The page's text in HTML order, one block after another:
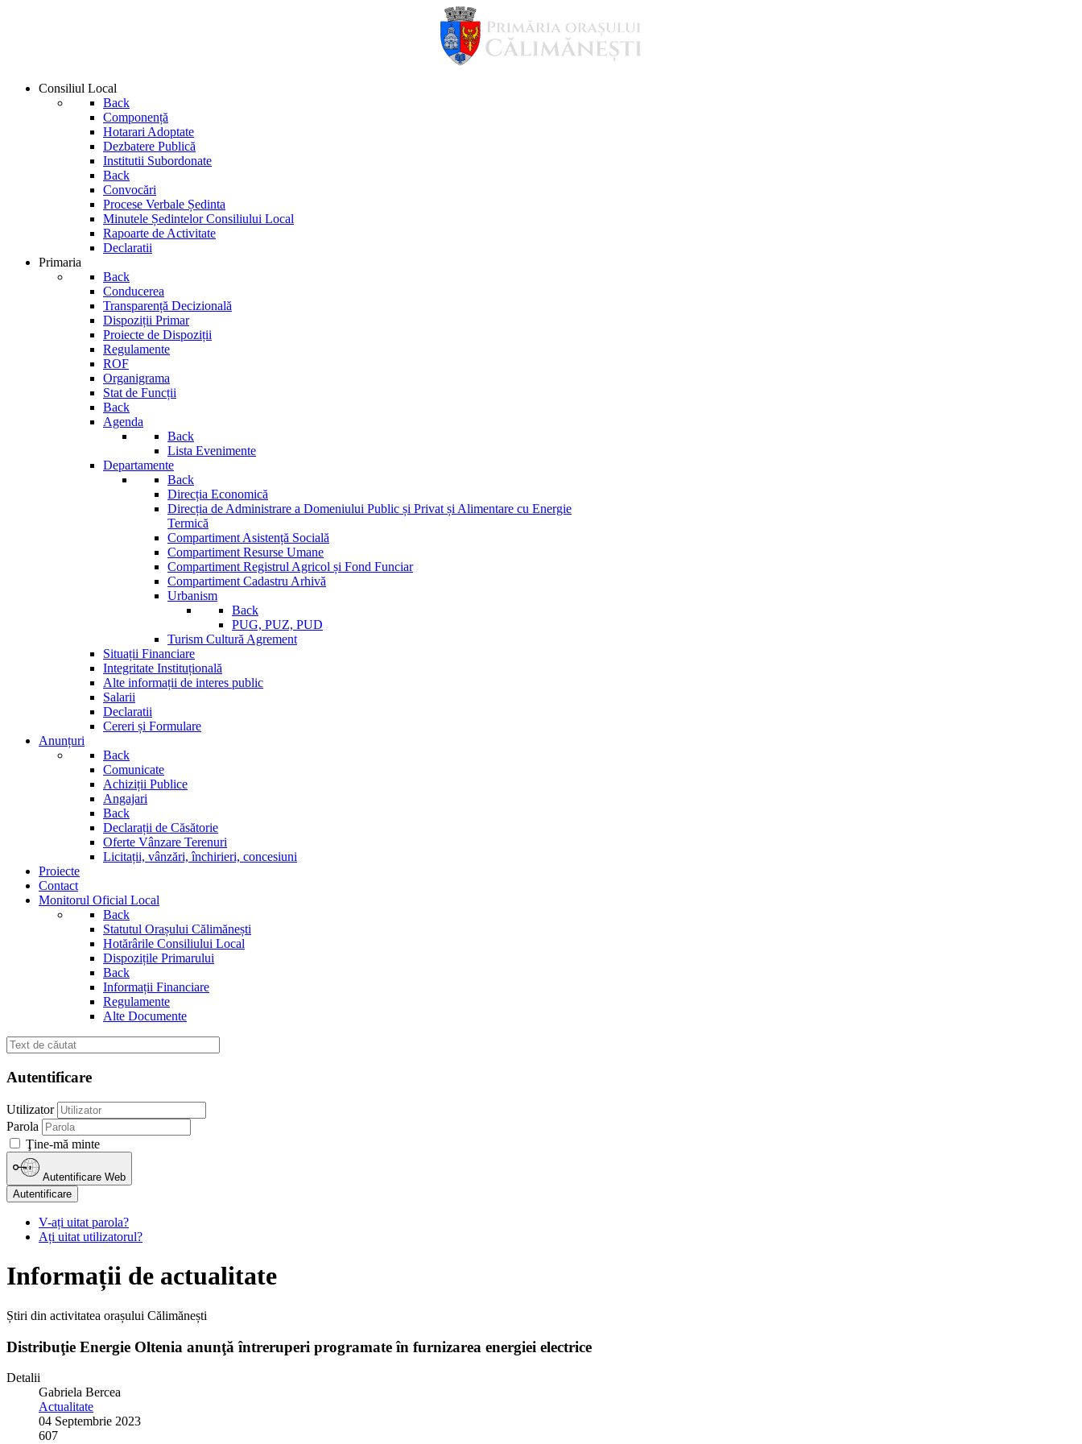
Consiliul Local
Back
Componență
Hotarari Adoptate
Dezbatere Publică
Institutii Subordonate
Back
Convocări
Procese Verbale Ședinta
Minutele Ședintelor Consiliului Local
Rapoarte de Activitate
Declaratii
Primaria
Back
Conducerea
Transparență Decizională
Dispoziții Primar
Proiecte de Dispoziții
Regulamente
ROF
Organigrama
Stat de Funcții
Back
Agenda
Back
Lista Evenimente
Departamente
Back
Direcția Economică
Direcția de Administrare a Domeniului Public și Privat și Alimentare cu Energie
Termică
Compartiment Asistență Socială
Compartiment Resurse Umane
Compartiment Registrul Agricol și Fond Funciar
Compartiment Cadastru Arhivă
Urbanism
Back
PUG, PUZ, PUD
Turism Cultură Agrement
Situații Financiare
Integritate Instituțională
Alte informații de interes public
Salarii
Declaratii
Cereri și Formulare
Anunțuri
Back
Comunicate
Achiziții Publice
Angajari
Back
Declarații de Căsătorie
Oferte Vânzare Terenuri
Licitații, vânzări, închirieri, concesiuni
Proiecte
Contact
Monitorul Oficial Local
Back
Statutul Orașului Călimănești
Hotărârile Consiliului Local
Dispozițile Primarului
Back
Informații Financiare
Regulamente
Alte Documente
Autentificare
Utilizator
Parola
Ţine-mă minte
Autentificare Web
Autentificare
V-ați uitat parola?
Ați uitat utilizatorul?
Informații de actualitate
Știri din activitatea orașului Călimănești
Distribuţie Energie Oltenia anunţă întreruperi programate în furnizarea energiei electrice
Detalii
Gabriela Bercea
Actualitate
04 Septembrie 2023
607